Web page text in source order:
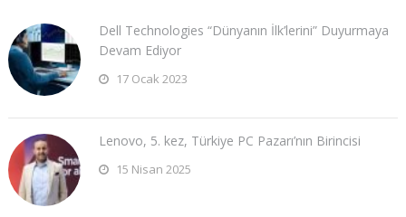
Dell Technologies “Dünyanın İlk’lerini” Duyurmaya
Devam Ediyor
17 Ocak 2023
Lenovo, 5. kez, Türkiye PC Pazarı’nın Birincisi
15 Nisan 2025